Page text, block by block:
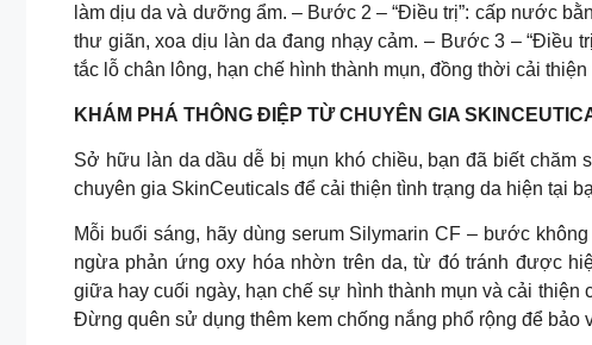
làm dịu da và dưỡng ẩm. – Bước 2 – “Điều trị”: cấp nước
thư giãn, xoa dịu làn da đang nhạy cảm. – Bước 3 – “Điều
tắc lỗ chân lông, hạn chế hình thành mụn, đồng thời cải
KHÁM PHÁ THÔNG ĐIỆP TỪ CHUYÊN GIA
Sở hữu làn da dầu dễ bị mụn khó chiều, bạn đã biết chăm
chuyên gia SkinCeuticals để cải thiện tình trạng da hiện tại
Mỗi buổi sáng, hãy dùng serum Silymarin CF – bước
ngừa phản ứng oxy hóa nhờn trên da, từ đó tránh được
giữa hay cuối ngày, hạn chế sự hình thành mụn và cải
Đừng quên sử dụng thêm kem chống nắng phổ rộng để bảo